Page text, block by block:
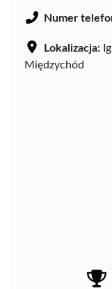
Numer
Lokalizacja:
Międzychód